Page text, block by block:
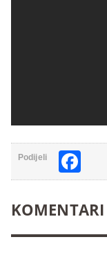
Podijeli
KOMENTARI